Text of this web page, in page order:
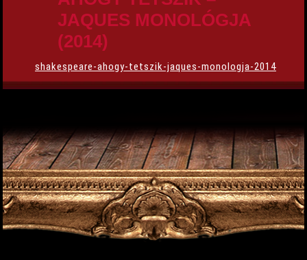
JAQUES MONOLÓGJA
(2014)
shakespeare-ahogy-tetszik-jaques-monologja-2014